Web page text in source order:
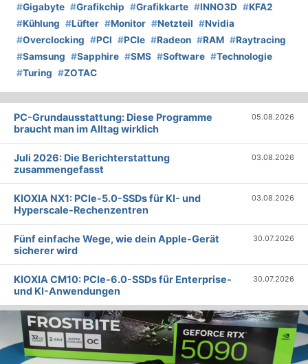
#Gigabyte #Grafikchip #Grafikkarte #INNO3D #KFA2
#Kühlung #Lüfter #Monitor #Netzteil #Nvidia
#Overclocking #PCI #PCIe #Radeon #RAM #Raytracing
#Samsung #Sapphire #SMS #Software #Technologie
#Turing #ZOTAC
PC-Grundausstattung: Diese Programme
braucht man im Alltag wirklich
05.08.2026
Juli 2026: Die Bericht­erstattung
zusammengefasst
03.08.2026
KIOXIA NX1: PCIe-5.0-SSDs für KI- und
Hyperscale-Rechenzentren
03.08.2026
Fünf einfache Wege, wie dein Apple-Gerät
sicherer wird
30.07.2026
KIOXIA CM10: PCIe-6.0-SSDs für Enterprise-
und KI-Anwendungen
30.07.2026